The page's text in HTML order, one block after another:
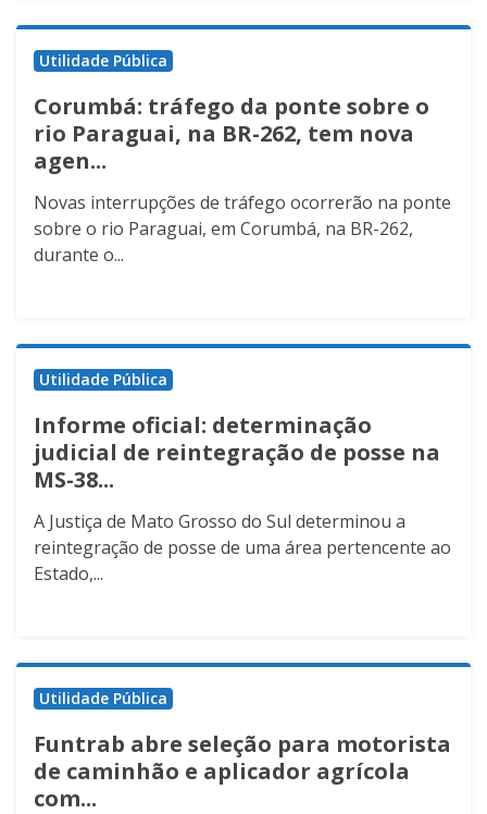
Utilidade Pública
Corumbá: tráfego da ponte sobre o
rio Paraguai, na BR-262, tem nova
agen...
Novas interrupções de tráfego ocorrerão na ponte
sobre o rio Paraguai, em Corumbá, na BR-262,
durante o...
Utilidade Pública
Informe oficial: determinação
judicial de reintegração de posse na
MS-38...
A Justiça de Mato Grosso do Sul determinou a
reintegração de posse de uma área pertencente ao
Estado,...
Utilidade Pública
Funtrab abre seleção para motorista
de caminhão e aplicador agrícola
com...